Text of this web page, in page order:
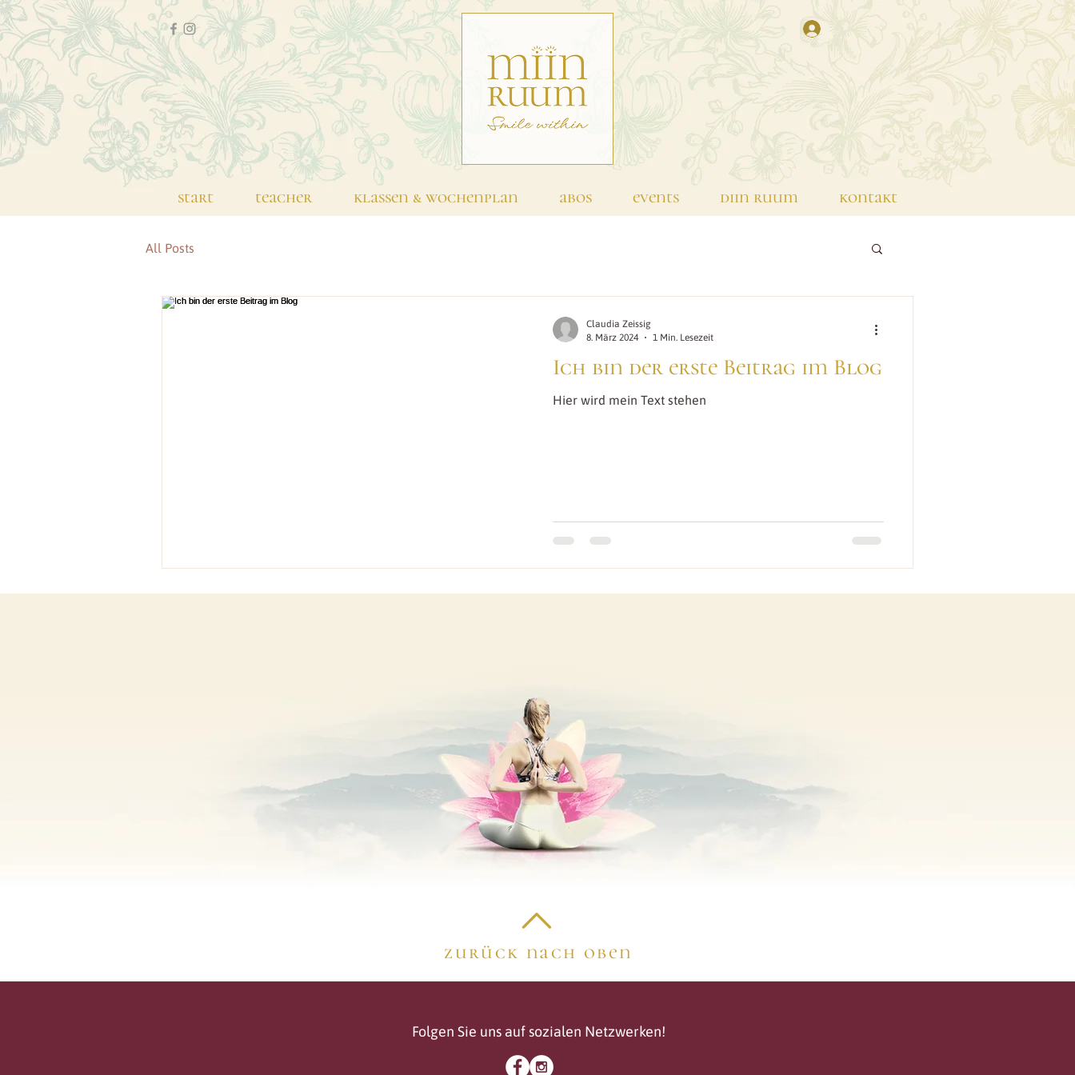
start teacher klassen & wochenplan abos events diin ruum kontakt
All Posts
Ich bin der erste Beitrag im Blog
Hier wird mein Text stehen
Claudia Zeissig
8. März 2024
1 Min. Lesezeit
zurück nach oben
Folgen Sie uns auf sozialen Netzwerken!